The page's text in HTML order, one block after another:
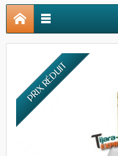
PRIX RÉDUIT